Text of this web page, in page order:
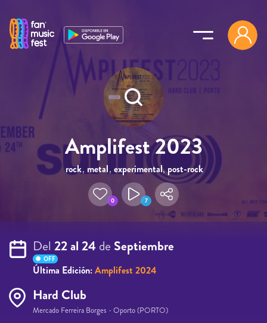
Amplifest 2023
rock, metal, experimental,post-rock
,noise
0 7
Del 22 al 24de Septiembre
OFF
Última Edición:Amplifest 2024
Hard Club
Mercado Ferreira Borges - Oporto (PORTO)